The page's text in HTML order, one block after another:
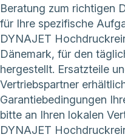
Beratung zum richtigen
für Ihre spezifische
DYNAJET
Dänemark, für den
hergestellt. Ersatzteile
Vertriebspartner
Garantiebedingungen
bitte an Ihren lokalen
DYNAJET